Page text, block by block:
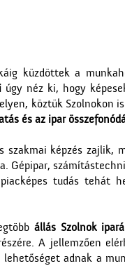
küzdöttek a
úgy néz ki, hogy
köztük Szolnokon
és az ipar
szakmai képzés zajlik,
Gépipar,
tudás tehát
állás Szolnok
A jellemzően
adnak a